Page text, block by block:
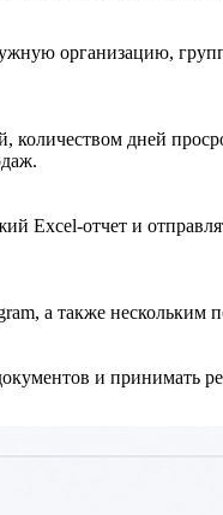
организацию,
количеством дней
Excel-отчет и
а также
и